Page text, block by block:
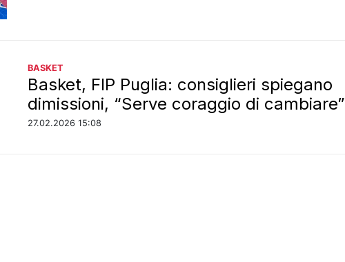
BASKET
Basket, FIP Puglia: consiglieri spiegano
dimissioni, “Serve coraggio di cambiare”
27.02.2026 15:08